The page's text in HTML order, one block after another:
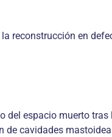
reconstrucción en
espacio muerto
cavidades